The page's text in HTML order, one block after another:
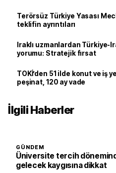
Terörsüz Türkiye Yasası
teklifin ayrıntıları
Iraklı uzmanlardan Türkiye-
yorumu: Stratejik fırsat
TOKİ’den 51 ilde konut ve iş
peşinat, 120 ay vade
İlgili Haberler
GÜNDEM
Üniversite tercih
gelecek kaygısına dikkat